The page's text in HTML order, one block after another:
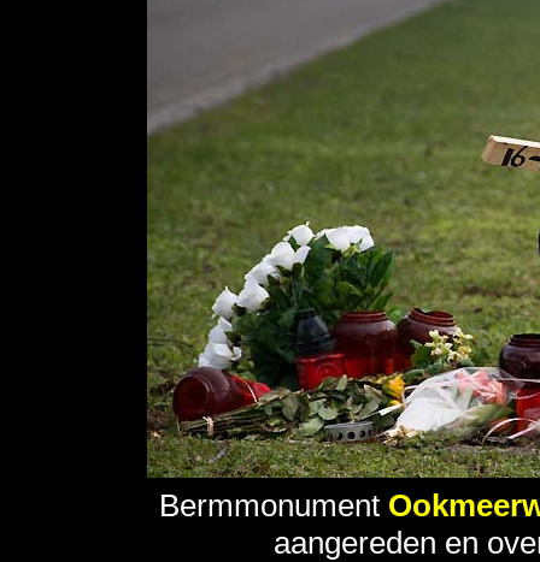
Bermmonument
aangereden en